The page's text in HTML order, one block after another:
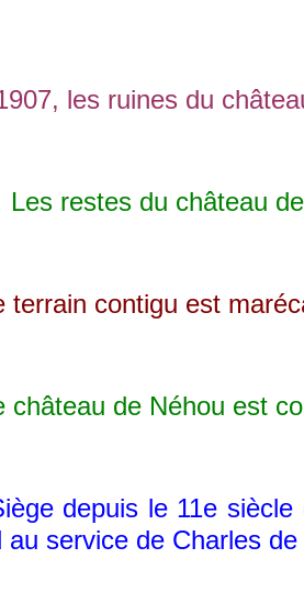
les ruines du
restes du château de
contigu est
de Néhou est
depuis le 11e siècle
au service de Charles